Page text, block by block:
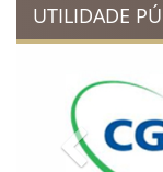
UTILIDADE